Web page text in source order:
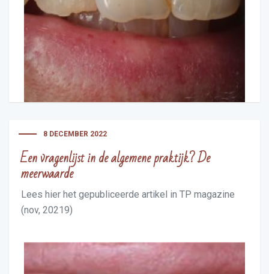
8 DECEMBER 2022
Een vragenlijst in de algemene praktijk? De
meerwaarde
Lees hier het gepubliceerde artikel in TP magazine
(nov, 20219)